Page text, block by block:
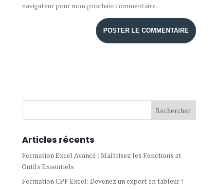
navigateur pour mon prochain commentaire.
Articles récents
Formation Excel Avancé : Maîtrisez les Fonctions et
Outils Essentiels
Formation CPF Excel: Devenez un expert en tableur !